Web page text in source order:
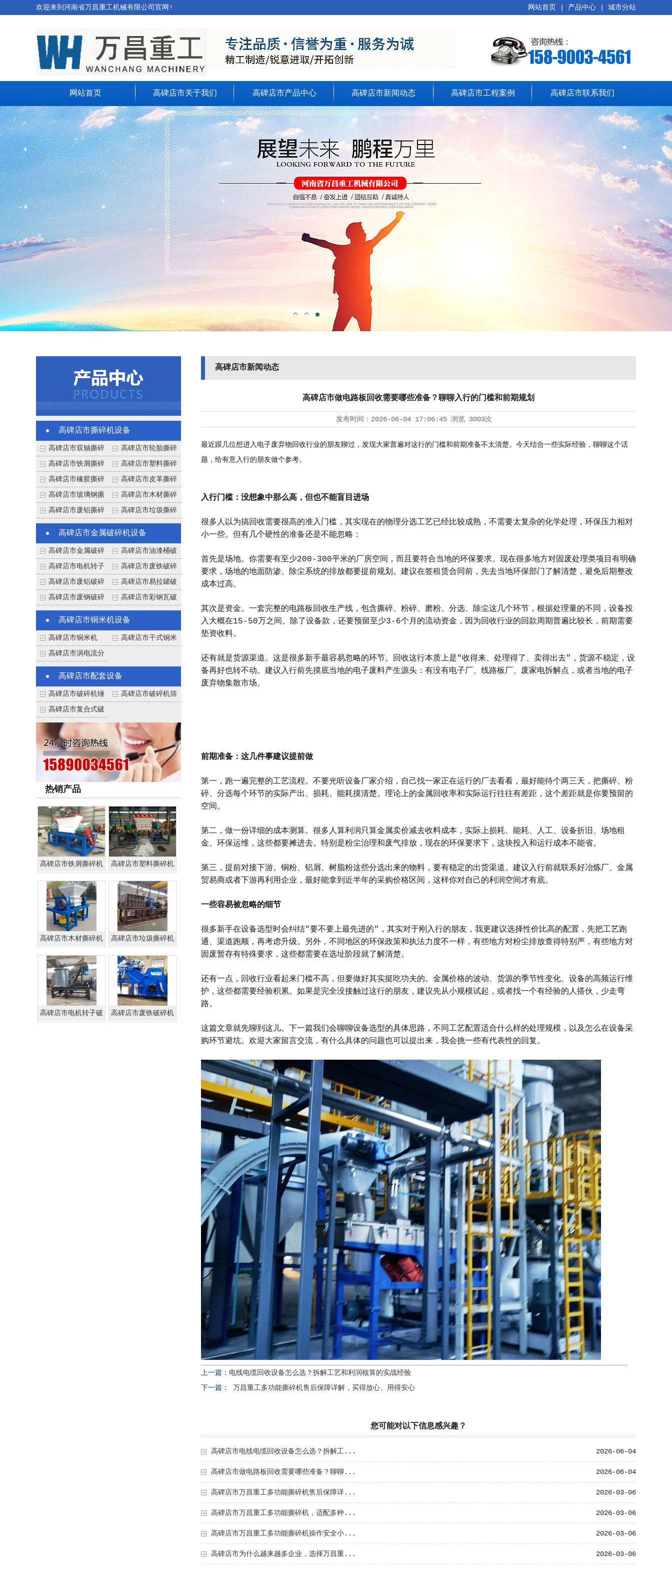
欢迎来到河南省万昌重工机械有限公司官网! 网站首页 产品中心 城市分站
网站首页 高碑店市关于我们 高碑店市产品中心 高碑店市新闻动态 高碑店市工程案例 高碑店市联系我们
高碑店市撕碎机设备
高碑店市双轴撕碎
机
高碑店市轮胎撕碎
机
高碑店市铁屑撕碎
机
高碑店市塑料撕碎
机
高碑店市橡胶撕碎
机
高碑店市皮革撕碎
机
高碑店市玻璃钢撕
碎机
高碑店市木材撕碎
机
高碑店市废铝撕碎
机
高碑店市垃圾撕碎
机
高碑店市金属破碎机设备
高碑店市金属破碎
机
高碑店市油漆桶破
碎机
高碑店市电机转子
破碎机
高碑店市废铁破碎
机
高碑店市废铝破碎
机
高碑店市易拉罐破
碎机
高碑店市废钢破碎
机
高碑店市彩钢瓦破
碎机
高碑店市铜米机设备
高碑店市铜米机
高碑店市干式铜米
高碑店市涡电流分
选机
高碑店市配套设备
高碑店市破碎机锤
头
高碑店市破碎机筛
高碑店市复合式破
碎机
热销产品
高碑店市铁屑撕碎机 高碑店市塑料撕碎机
高碑店市木材撕碎机 高碑店市垃圾撕碎机
高碑店市电机转子破
高碑店市废铁破碎机
高碑店市新闻动态
高碑店市做电路板回收需要哪些准备？聊聊入行的门槛和前期规划
发布时间： 2026-06-04 17:06:45 浏览 3003次
最近跟几位想进入电子废弃物回收行业的朋友聊过，发现大家普遍对这行的门槛和前期准备不太清楚。今天结合一些实际经验，聊聊这个话
题，给有意入行的朋友做个参考。
入行门槛：没想象中那么高，但也不能盲目进场
很多人以为搞回收需要很高的准入门槛，其实现在的物理分选工艺已经比较成熟，不需要太复杂的化学处理，环保压力相对
小一些。但有几个硬性的准备还是不能忽略：
首先是场地。你需要有至少200-300平米的厂房空间，而且要符合当地的环保要求。现在很多地方对固废处理类项目有明确
要求，场地的地面防渗、除尘系统的排放都要提前规划。建议在签租赁合同前，先去当地环保部门了解清楚，避免后期整改
成本过高。
其次是资金。一套完整的电路板回收生产线，包含撕碎、粉碎、磨粉、分选、除尘这几个环节，根据处理量的不同，设备投
入大概在15-50万之间。除了设备款，还要预留至少3-6个月的流动资金，因为回收行业的回款周期普遍比较长，前期需要
垫资收料。
还有就是货源渠道。这是很多新手最容易忽略的环节。回收这行本质上是"收得来、处理得了、卖得出去"，货源不稳定，设
备再好也转不动。建议入行前先摸底当地的电子废料产生源头：有没有电子厂、线路板厂、废家电拆解点，或者当地的电子
废弃物集散市场。
前期准备：这几件事建议提前做
第一，跑一遍完整的工艺流程。不要光听设备厂家介绍，自己找一家正在运行的厂去看看，最好能待个两三天，把撕碎、粉
碎、分选每个环节的实际产出、损耗、能耗摸清楚。理论上的金属回收率和实际运行往往有差距，这个差距就是你要预留的
空间。
第二，做一份详细的成本测算。很多人算利润只算金属卖价减去收料成本，实际上损耗、能耗、人工、设备折旧、场地租
金、环保运维，这些都要摊进去。特别是粉尘治理和废气排放，现在的环保要求下，这块投入和运行成本不能省。
第三，提前对接下游。铜粉、铝屑、树脂粉这些分选出来的物料，要有稳定的出货渠道。建议入行前就联系好冶炼厂、金属
贸易商或者下游再利用企业，最好能拿到近半年的采购价格区间，这样你对自己的利润空间才有底。
一些容易被忽略的细节
很多新手在设备选型时会纠结"要不要上最先进的"，其实对于刚入行的朋友，我更建议选择性价比高的配置，先把工艺跑
通、渠道跑顺，再考虑升级。另外，不同地区的环保政策和执法力度不一样，有些地方对粉尘排放查得特别严，有些地方对
固废暂存有特殊要求，这些都需要在选址阶段就了解清楚。
还有一点，回收行业看起来门槛不高，但要做好其实挺吃功夫的。金属价格的波动、货源的季节性变化、设备的高频运行维
护，这些都需要经验积累。如果是完全没接触过这行的朋友，建议先从小规模试起，或者找一个有经验的人搭伙，少走弯
路。
这篇文章就先聊到这儿。下一篇我们会聊聊设备选型的具体思路，不同工艺配置适合什么样的处理规模，以及怎么在设备采
购环节避坑。欢迎大家留言交流，有什么具体的问题也可以提出来，我会挑一些有代表性的回复。
上一篇： 电线电缆回收设备怎么选？拆解工艺和利润核算的实战经验
下一篇：
万昌重工多功能撕碎机售后保障详解，买得放心、用得安心
您可能对以下信息感兴趣？
2026-06-04
高碑店市电线电缆回收设备怎么选？拆解工...
2026-06-04
高碑店市做电路板回收需要哪些准备？聊聊...
2026-03-06
高碑店市万昌重工多功能撕碎机售后保障详...
2026-03-06
高碑店市万昌重工多功能撕碎机，适配多种...
2026-03-06
高碑店市万昌重工多功能撕碎机操作安全小...
2026-03-06
高碑店市为什么越来越多企业，选择万昌重...